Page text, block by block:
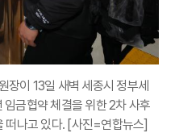
장이 13일 새벽 세종시 정부세
금협약 체결을 위한 2차 사후
떠나고 있다. [사진=연합뉴스]